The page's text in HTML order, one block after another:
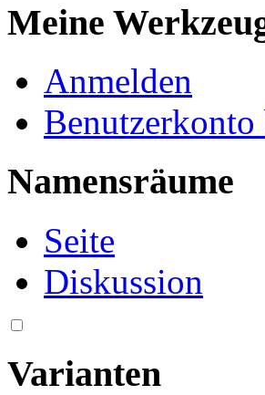
Meine
Anmelden
Benutzerkonto
Namensräume
Seite
Diskussion
Varianten